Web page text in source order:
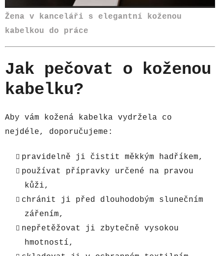
Žena v kanceláři s elegantní koženou
kabelkou do práce
Jak pečovat o koženou
kabelku?
Aby vám kožená kabelka vydržela co
nejdéle, doporučujeme:
pravidelně ji čistit měkkým hadříkem,
používat přípravky určené na pravou
kůži,
chránit ji před dlouhodobým slunečním
zářením,
nepřetěžovat ji zbytečně vysokou
hmotností,